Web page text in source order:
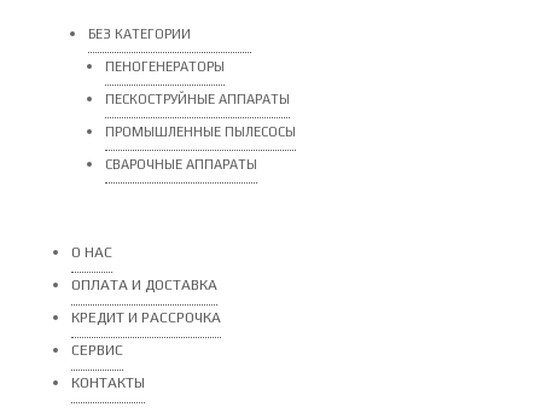
БЕЗ КАТЕГОРИИ
ПЕНОГЕНЕРАТОРЫ
ПЕСКОСТРУЙНЫЕ АППАРАТЫ
ПРОМЫШЛЕННЫЕ ПЫЛЕСОСЫ
СВАРОЧНЫЕ АППАРАТЫ
О НАС
ОПЛАТА И ДОСТАВКА
КРЕДИТ И РАССРОЧКА
СЕРВИС
КОНТАКТЫ